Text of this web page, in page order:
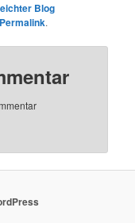
Blog
Permalink.